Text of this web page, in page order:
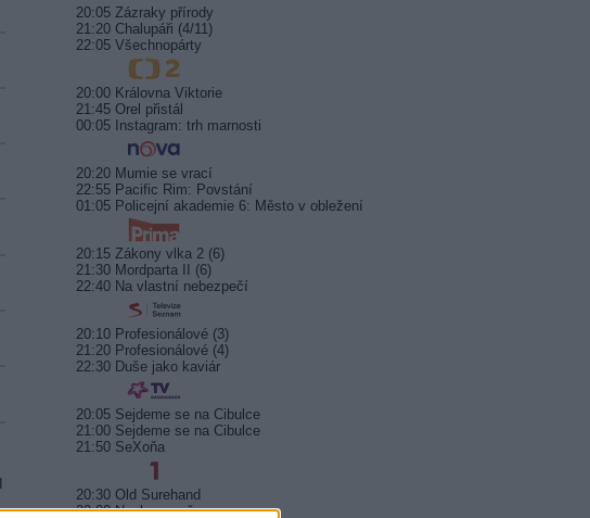
20:05 Zázraky přírody
21:20 Chalupáři (4/11)
22:05 Všechnopárty
20:00 Královna Viktorie
21:45 Orel přistál
00:05 Instagram: trh marnosti
20:20 Mumie se vrací
22:55 Pacific Rim: Povstání
01:05 Policejní akademie 6: Město v obležení
20:15 Zákony vlka 2 (6)
21:30 Mordparta II (6)
22:40 Na vlastní nebezpečí
20:10 Profesionálové (3)
21:20 Profesionálové (4)
22:30 Duše jako kaviár
20:05 Sejdeme se na Cibulce
21:00 Sejdeme se na Cibulce
21:50 SeXoňa
20:30 Old Surehand
22:00 Neskoro večer